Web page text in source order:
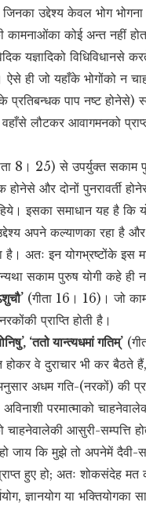
उद्देश्य केवल भोग
कामनाओंका कोई अन्त नहीं
यज्ञादिको विधिविधानसे
जो यहाँके भोगोंको न
पाप नष्ट होनेसे)
लौटकर आवागमनको
8। 25) से उपर्युक्त सकाम
और दोनों पुनरावर्ती
इसका समाधान यह है कि
अपने कल्याणका रहा है
अतः इन योगभ्रष्टोंके इस
सकाम पुरुष योगी कहे ही
(गीता 16। 16)। जो
प्राप्ति होती है।
‘ततो यान्त्यधमां गतिम्’
वे दुराचार भी कर बैठते
अधम गति-(नरकों) की
परमात्माको
चाहनेवालेकी आसुरी-सम्पत्ति
कि मुझे तो अपनेमें दैवी-
हुए हो; अतः शोकसंदेह मत
ज्ञानयोग या भक्तियोगका